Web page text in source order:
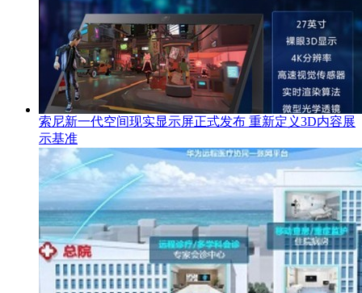
索尼新一代空间现实显示屏正式发布 重新定义3D内容展
示基准